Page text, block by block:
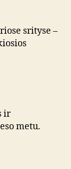
srityse –
ir
metu.